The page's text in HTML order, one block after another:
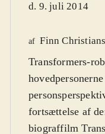
d. 9. juli 2014
af Finn
Transformers-
fortsættelse af
biograffilm